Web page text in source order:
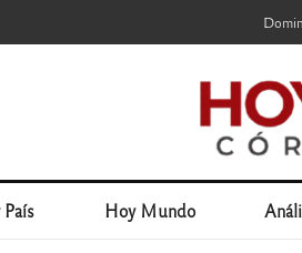
Hoy Mundo